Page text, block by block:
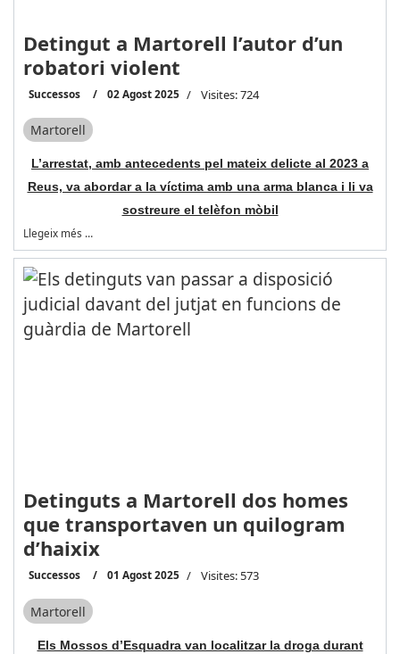
Detingut a Martorell l’autor d’un
robatori violent
Successos 02 Agost 2025 Visites: 724
Martorell
L’arrestat, amb antecedents pel mateix delicte al 2023 a
Reus, va abordar a la víctima amb una arma blanca i li va
sostreure el telèfon mòbil
Llegeix més …
Detinguts a Martorell dos homes
que transportaven un quilogram
d’haixix
Successos 01 Agost 2025 Visites: 573
Martorell
Els Mossos d’Esquadra van localitzar la droga durant